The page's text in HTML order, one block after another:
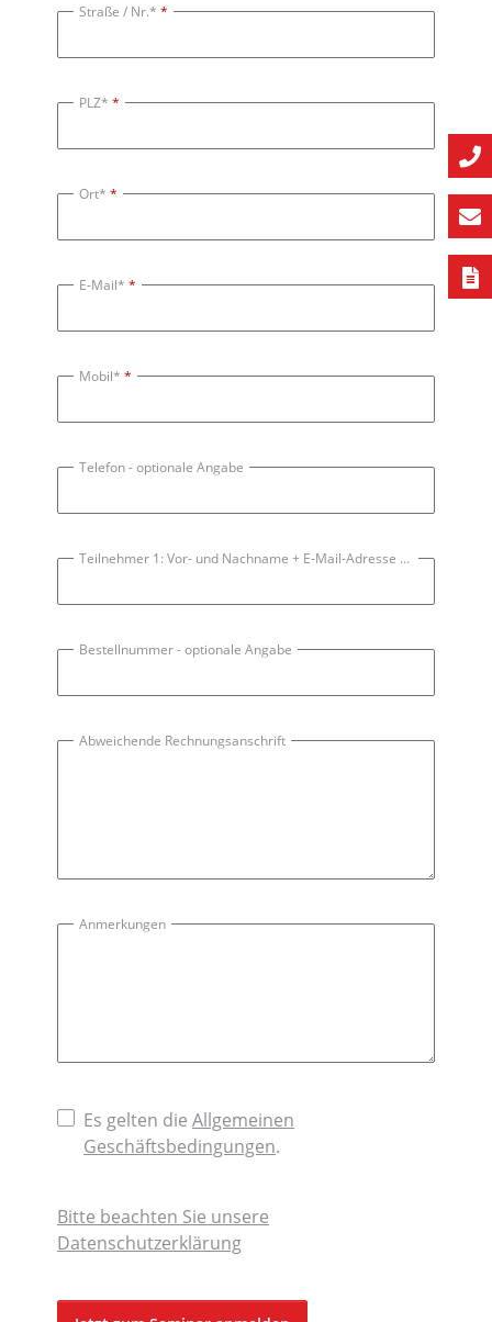
Straße / Nr.*
PLZ*
Ort*
E-Mail*
Mobil*
Telefon- optionale Angabe
Teilnehmer 1: Vor- und Nachname + E-Mail-Adresse der/des Seminarteilnehmerin/s*
Bestellnummer- optionale Angabe
Abweichende Rechnungsanschrift
Anmerkungen
Es gelten die Allgemeinen
Geschäftsbedingungen.
Bitte beachten Sie unsere
Datenschutzerklärung